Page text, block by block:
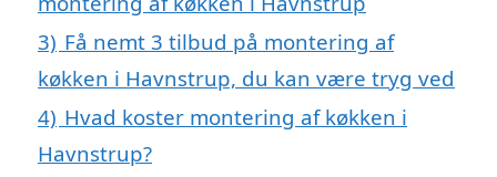
3) Få nemt 3 tilbud på montering af
køkken i Havnstrup, du kan være tryg ved
4) Hvad koster montering af køkken i
Havnstrup?